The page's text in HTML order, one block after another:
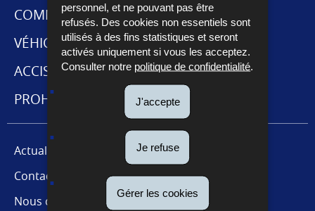
personnel, et ne pouvant pas être
refusés. Des cookies non essentiels sont
utilisés à des fins statistiques et seront
activés uniquement si vous les acceptez.
Consulter notre politique de confidentialité
J'accepte
Je refuse
Gérer les cookies
MENU
DE
NAVIGATION
COMMERCE INTERNATIONAL
VÉHICULES
ACCISES ET CABARETAGE
PROHIBITIONS ET RESTRICTIONS
Actualités
Contact presse
Nous connaître